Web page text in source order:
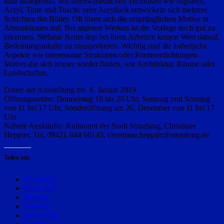
Acryl, Tinte und Tusche oder Acryllack entwickeln sich mehrere
Schichten der Bilder. Oft lösen sich die ursprünglichen Motive in
Abstraktionen auf. Bei anderen Werken ist die Vorlage noch gut zu
erkennen. Stefanie Reiter legt bei ihren Arbeiten keinen Wert darauf,
Bedeutungsinhalte zu transportieren. Wichtig sind ihr ästhetische
Aspekte wie interessante Strukturen oder Formverdichtungen.
Motive die sich immer wieder finden, wie Architektur, Räume oder
Landschaften.
Dauer der Ausstellung bis 6. Januar 2019.
Öffnungszeiten: Donnerstag 16 bis 20 Uhr, Samstag und Sonntag
von 11 bis 17 Uhr, Sonderöffnung am 26. Dezember von 11 bis 17
Uhr
Nähere Auskünfte: Kulturamt der Stadt Straubing, Christiane
Heppler, Tel. 09421-944 60143, christiane.heppler@straubing.de
Teilen mit:
Facebook
Mastodon
Bluesky
Threads
WhatsApp